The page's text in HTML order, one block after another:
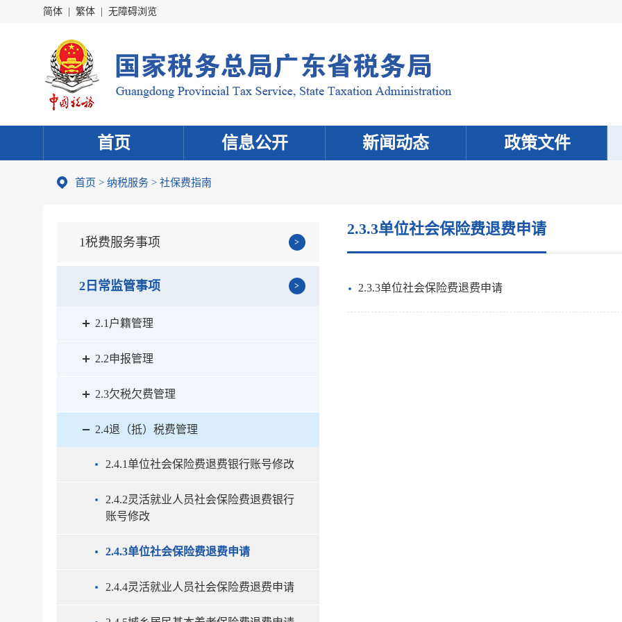
简体 繁体 无障碍浏览
首页 信息公开 新闻动态 政策文件
首页 > 纳税服务 > 社保费指南
1税费服务事项
2日常监管事项
2.1户籍管理
2.2申报管理
2.3欠税欠费管理
2.4退（抵）税费管理
2.4.1单位社会保险费退费银行账号修改
2.4.2灵活就业人员社会保险费退费银行
账号修改
2.4.3单位社会保险费退费申请
2.4.4灵活就业人员社会保险费退费申请
2.3.3单位社会保险费退费申请
2.3.3单位社会保险费退费申请